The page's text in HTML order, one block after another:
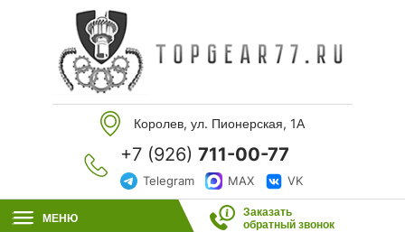
Королев, ул. Пионерская, 1А
+7 (926) 711-00-77
Telegram MAX VK
МЕНЮ
Заказать
обратный звонок